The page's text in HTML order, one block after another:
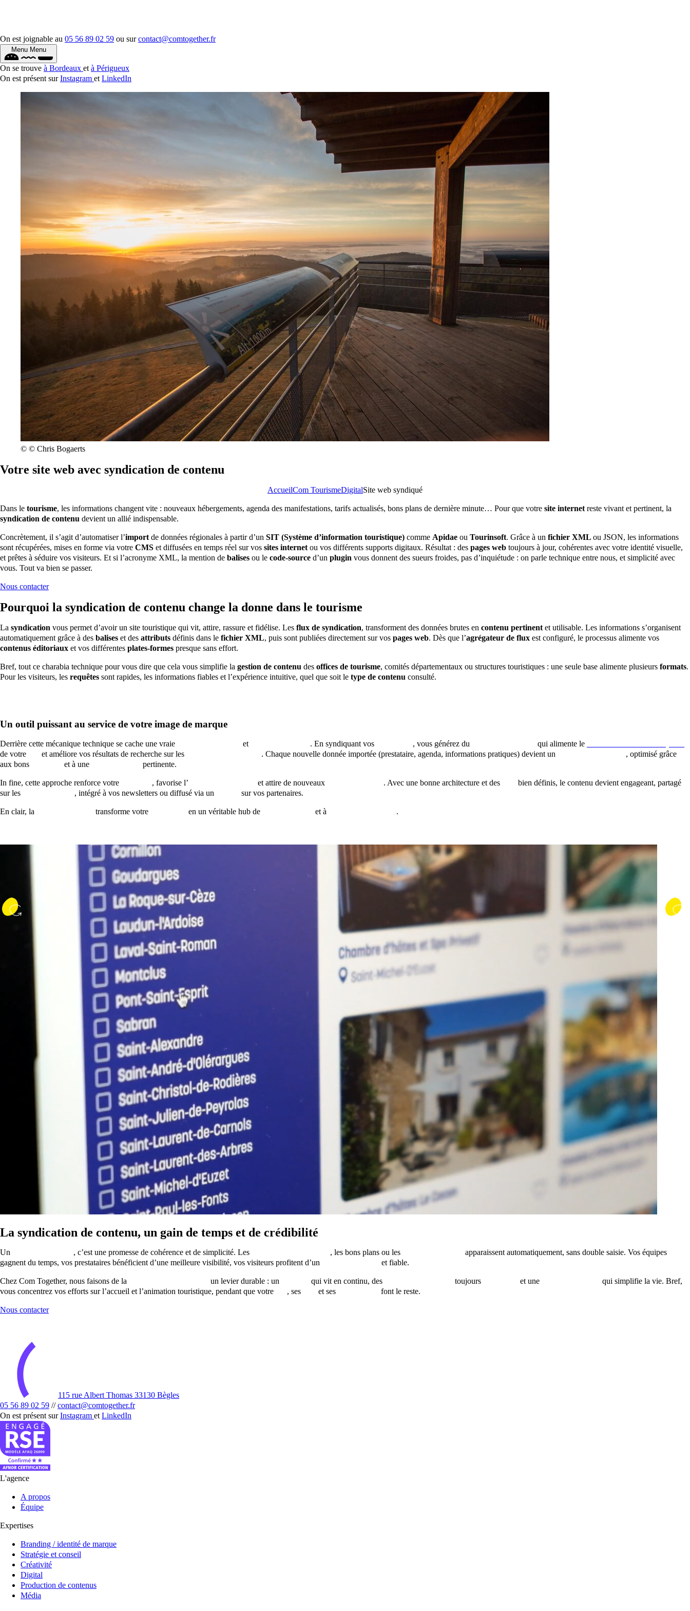
On est joignable au 05 56 89 02 59 ou surcontact@comtogether.fr
Menu Menu
On se trouve à Bordeaux et à Périgueux
On est présent surInstagram et LinkedIn
© © Chris Bogaerts
Votre site web avec syndication de contenu
AccueilCom TourismeDigitalSite web syndiqué
Dans le tourisme, les informations changent vite : nouveaux hébergements, agenda des manifestations, tarifs actualisés, bons plans de dernière minute… Pour que votre site internet reste vivant et pertinent, la
syndication de contenu devient un allié indispensable.
Concrètement, il s’agit d’automatiser l’import de données régionales à partir d’un SIT (Système d’information touristique) comme Apidae ou Tourinsoft. Grâce à un fichier XML ou JSON, les informations
sont récupérées, mises en forme via votre CMS et diffusées en temps réel sur vos sites internet ou vos différents supports digitaux. Résultat : des pages web toujours à jour, cohérentes avec votre identité visuelle,
et prêtes à séduire vos visiteurs. Et si l’acronyme XML, la mention de balises ou le code-source d’un plugin vous donnent des sueurs froides, pas d’inquiétude : on parle technique entre nous, et simplicité avec
vous. Tout va bien se passer.
Nous contacter
Pourquoi la syndication de contenu change la donne dans le tourisme
La syndication vous permet d’avoir un site touristique qui vit, attire, rassure et fidélise. Les flux de syndication, transforment des données brutes en contenu pertinent et utilisable. Les informations s’organisent
automatiquement grâce à des balises et des attributs définis dans le fichier XML, puis sont publiées directement sur vos pages web. Dès que l’agrégateur de flux est configuré, le processus alimente vos
contenus éditoriaux et vos différentes plates-formes presque sans effort.
Bref, tout ce charabia technique pour vous dire que cela vous simplifie la gestion de contenu des offices de tourisme, comités départementaux ou structures touristiques : une seule base alimente plusieurs formats.
Pour les visiteurs, les requêtes sont rapides, les informations fiables et l’expérience intuitive, quel que soit le type de contenu consulté.
Un outil puissant au service de votre image de marque
Derrière cette mécanique technique se cache une vraie et . En syndiquant vos , vous générez du qui alimente le
de votre
et améliore vos résultats de recherche sur les . Chaque nouvelle donnée importée (prestataire, agenda, informations pratiques) devient un
, optimisé grâce
aux bons
et à une pertinente.
In fine, cette approche renforce votre , favorise l’ et attire de nouveaux . Avec une bonne architecture et des
bien définis, le contenu devient engageant, partagé
sur les
, intégré à vos newsletters ou diffusé via un sur vos partenaires.
En clair, la transforme votre en un véritable hub de et à .
La syndication de contenu, un gain de temps et de crédibilité
Un , c’est une promesse de cohérence et de simplicité. Les , les bons plans ou les
apparaissent automatiquement, sans double saisie. Vos équipes
gagnent du temps, vos prestataires bénéficient d’une meilleure visibilité, vos visiteurs profitent d’un
et fiable.
Chez Com Together, nous faisons de la un levier durable : un qui vit en continu, des toujours et une
qui simplifie la vie. Bref,
vous concentrez vos efforts sur l’accueil et l’animation touristique, pendant que votre
, ses et ses font le reste.
Nous contacter
115 rue Albert Thomas 33130 Bègles
05 56 89 02 59 // contact@comtogether.fr
On est présent surInstagram etLinkedIn
L'agence
A propos
Équipe
Expertises
Branding / identité de marque
Stratégie et conseil
Créativité
Digital
Production de contenus
Média